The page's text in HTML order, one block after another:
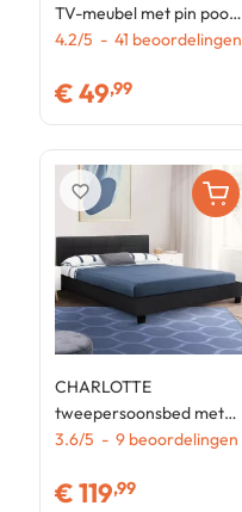
TV-meubel met pin poot
113 cm
4.2/5 - 41 beoordelingen
€49,99
CHARLOTTE
tweepersoonsbed met
boxspring 140x190cm
3.6/5 - 9 beoordelingen
€119,99
favorite_border